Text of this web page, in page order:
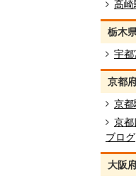
高崎
栃木
宇都
京都
京都
京都
ブログ
大阪